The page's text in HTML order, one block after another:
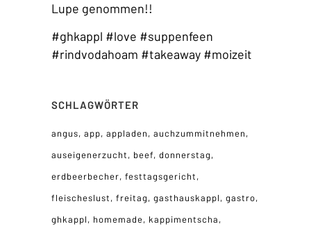
Lupe genommen!!
#ghkappl #love #suppenfeen
#rindvodahoam #takeaway #moizeit
SCHLAGWÖRTER
angus app appladen
auchzummitnehmen
auseigenerzucht
beef donnerstag
erdbeerbecher festtagsgericht
fleischeslust
freitag gasthauskappl
gastro
ghkappl
homemade
kappimentscha